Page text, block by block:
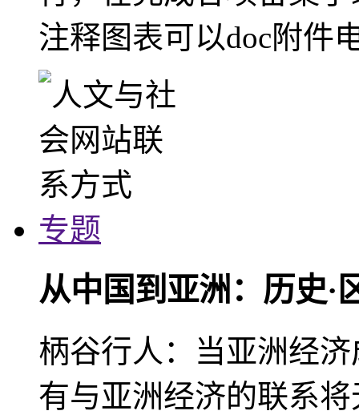
注释图表可以doc附件
专题
从中国到亚洲：历史·
柄谷行人：当亚洲经
有与亚洲经济的联系